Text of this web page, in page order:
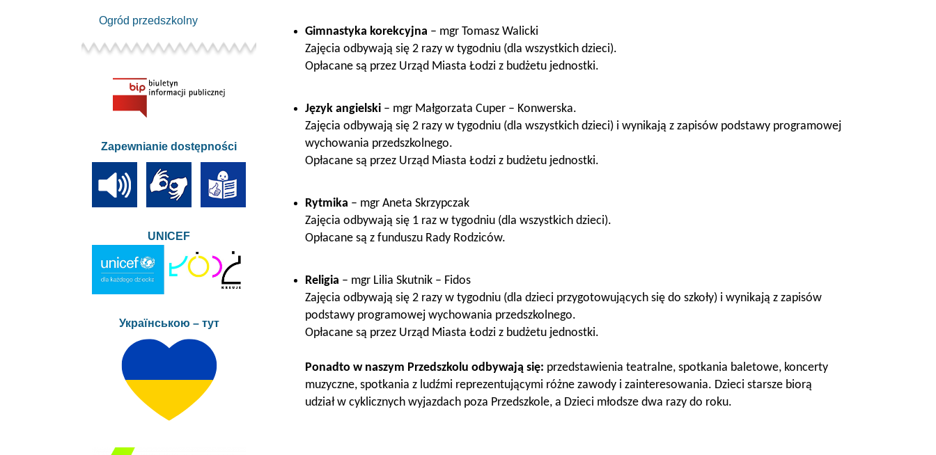
Gimnastyka korekcyjna – mgr Tomasz Walicki
Zajęcia odbywają się 2 razy w tygodniu (dla wszystkich dzieci).
Opłacane są przez Urząd Miasta Łodzi z budżetu jednostki.
Język angielski – mgr Małgorzata Cuper – Konwerska.
Zajęcia odbywają się 2 razy w tygodniu (dla wszystkich dzieci) i wynikają z zapisów podstawy programowej
wychowania przedszkolnego.
Opłacane są przez Urząd Miasta Łodzi z budżetu jednostki.
Rytmika – mgr Aneta Skrzypczak
Zajęcia odbywają się 1 raz w tygodniu (dla wszystkich dzieci).
Opłacane są z funduszu Rady Rodziców.
Religia – mgr Lilia Skutnik – Fidos
Zajęcia odbywają się 2 razy w tygodniu (dla dzieci przygotowujących się do szkoły) i wynikają z zapisów
podstawy programowej wychowania przedszkolnego.
Opłacane są przez Urząd Miasta Łodzi z budżetu jednostki.
Ponadto w naszym Przedszkolu odbywają się: przedstawienia teatralne, spotkania baletowe, koncerty
muzyczne, spotkania z ludźmi reprezentującymi różne zawody i zainteresowania. Dzieci starsze biorą
udział w cyklicznych wyjazdach poza Przedszkole, a Dzieci młodsze dwa razy do roku.
Ogród przedszkolny
Zapewnianie dostępności
UNICEF
Українською – тут